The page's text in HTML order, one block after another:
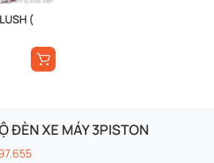
(
ĐÈN XE MÁY 3PISTON